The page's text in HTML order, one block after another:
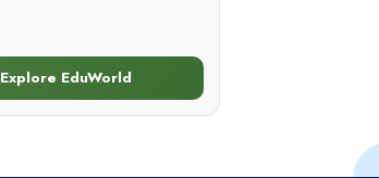
Explore EduWorld